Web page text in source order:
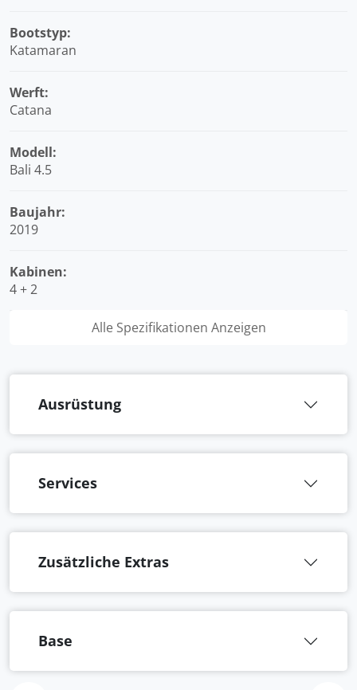
Bootstyp:
Katamaran
Werft:
Catana
Modell:
Bali 4.5
Baujahr:
2019
Kabinen:
4 + 2
Alle Spezifikationen Anzeigen
Ausrüstung
Services
Zusätzliche Extras
Base